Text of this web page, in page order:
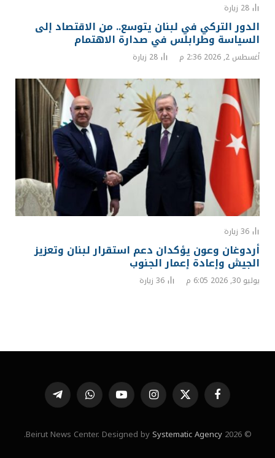
28 زيارة
الدور التركي في لبنان يتوسع.. من الاقتصاد إلى
السياسة وطرابلس في صدارة الاهتمام
أغسطس 2, 2026 2:36 م 28 زيارة
36 زيارة
أردوغان وعون يؤكدان دعم استقرار لبنان وتعزيز
الجيش وإعادة إعمار الجنوب
يوليو 30, 2026 6:05 م 36 زيارة
فيسبوك X
(Twitter)
الانستغراميوتيوب واتساب تيلقرام
© 2026 Beirut News Center. Designed by
Systematic Agency
.